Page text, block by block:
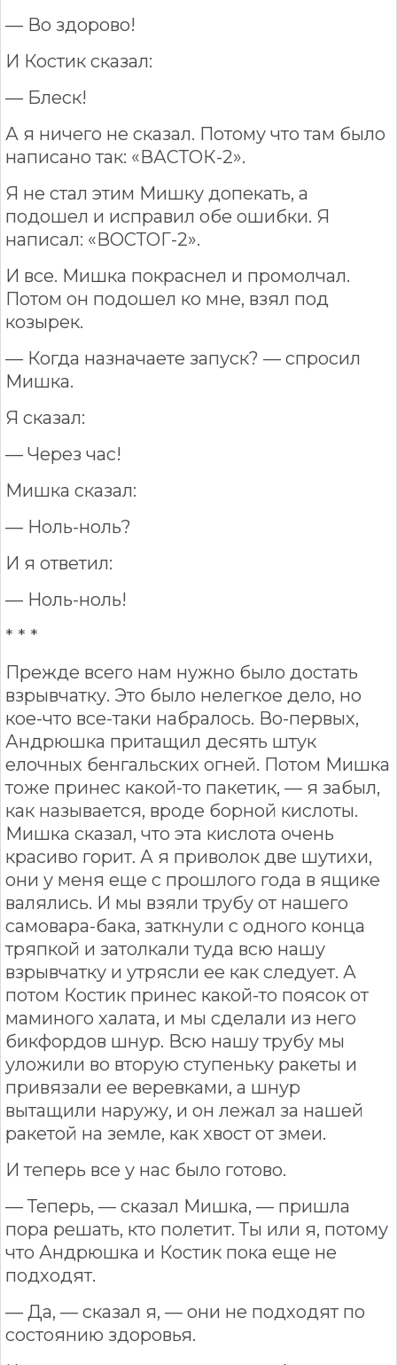
— Во здорово!
И Костик сказал:
— Блеск!
А я ничего не сказал. Потому что там было
написано так: «ВАСТОК-2».
Я не стал этим Мишку допекать, а
подошел и исправил обе ошибки. Я
написал: «ВОСТОГ-2».
И все. Мишка покраснел и промолчал.
Потом он подошел ко мне, взял под
козырек.
— Когда назначаете запуск? — спросил
Мишка.
Я сказал:
— Через час!
Мишка сказал:
— Ноль-ноль?
И я ответил:
— Ноль-ноль!
* * *
Прежде всего нам нужно было достать
взрывчатку. Это было нелегкое дело, но
кое-что все-таки набралось. Во-первых,
Андрюшка притащил десять штук
елочных бенгальских огней. Потом Мишка
тоже принес какой-то пакетик, — я забыл,
как называется, вроде борной кислоты.
Мишка сказал, что эта кислота очень
красиво горит. А я приволок две шутихи,
они у меня еще с прошлого года в ящике
валялись. И мы взяли трубу от нашего
самовара-бака, заткнули с одного конца
тряпкой и затолкали туда всю нашу
взрывчатку и утрясли ее как следует. А
потом Костик принес какой-то поясок от
маминого халата, и мы сделали из него
бикфордов шнур. Всю нашу трубу мы
уложили во вторую ступеньку ракеты и
привязали ее веревками, а шнур
вытащили наружу, и он лежал за нашей
ракетой на земле, как хвост от змеи.
И теперь все у нас было готово.
— Теперь, — сказал Мишка, — пришла
пора решать, кто полетит. Ты или я, потому
что Андрюшка и Костик пока еще не
подходят.
— Да, — сказал я, — они не подходят по
состоянию здоровья.